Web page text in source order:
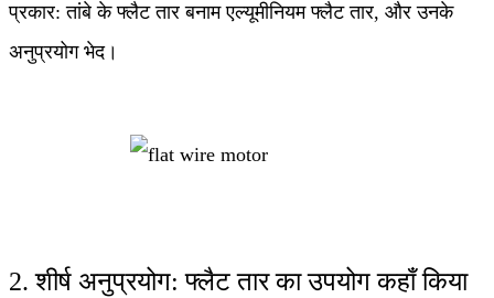
प्रकार: तांबे के फ्लैट तार बनाम एल्यूमीनियम फ्लैट तार, और उनके
अनुप्रयोग भेद।
2. शीर्ष अनुप्रयोग: फ्लैट तार का उपयोग कहाँ किया